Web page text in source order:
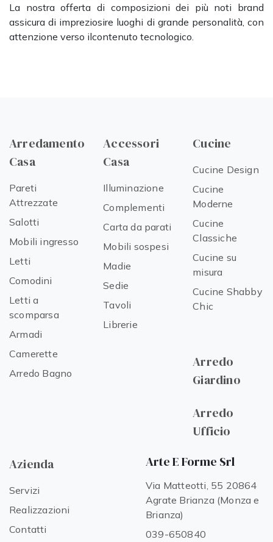
La nostra offerta di composizioni dei più noti brand
assicura di impreziosire luoghi di grande personalità, con
attenzione verso ilcontenuto tecnologico.
Arredamento
Casa
Pareti
Attrezzate
Salotti
Mobili ingresso
Letti
Comodini
Letti a
scomparsa
Armadi
Camerette
Arredo Bagno
Accessori
Casa
Illuminazione
Complementi
Carta da parati
Mobili sospesi
Madie
Sedie
Tavoli
Librerie
Cucine
Cucine Design
Cucine
Moderne
Cucine
Classiche
Cucine su
misura
Cucine Shabby
Chic
Arredo
Giardino
Arredo
Ufficio
Azienda
Servizi
Realizzazioni
Contatti
Arte E Forme Srl
Via Matteotti, 55 20864
Agrate Brianza (Monza e
Brianza)
039-650840